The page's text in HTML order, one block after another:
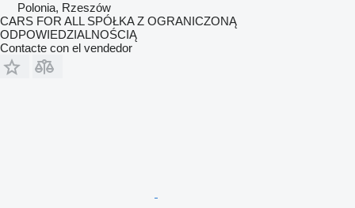
Polonia, Rzeszów
CARS FOR ALL SPÓŁKA Z OGRANICZONĄ
ODPOWIEDZIALNOŚCIĄ
Contacte con el vendedor